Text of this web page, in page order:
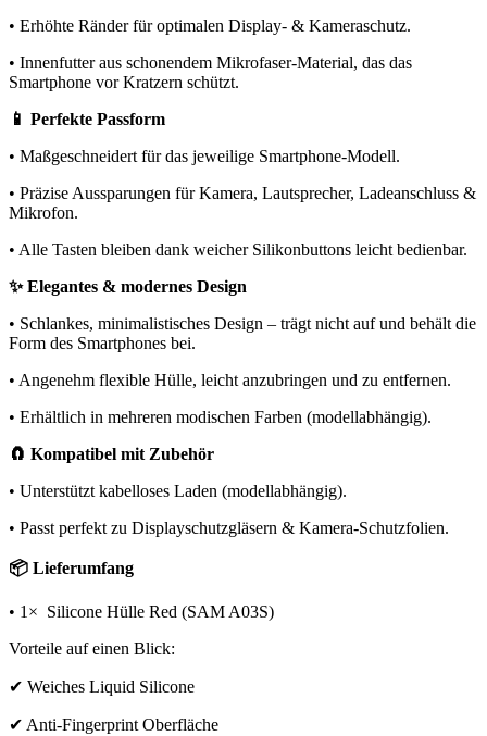
• Erhöhte Ränder für optimalen Display- & Kameraschutz.
• Innenfutter aus schonendem Mikrofaser-Material, das das
Smartphone vor Kratzern schützt.
📱 Perfekte Passform
• Maßgeschneidert für das jeweilige Smartphone-Modell.
• Präzise Aussparungen für Kamera, Lautsprecher, Ladeanschluss &
Mikrofon.
• Alle Tasten bleiben dank weicher Silikonbuttons leicht bedienbar.
✨ Elegantes & modernes Design
• Schlankes, minimalistisches Design – trägt nicht auf und behält die
Form des Smartphones bei.
• Angenehm flexible Hülle, leicht anzubringen und zu entfernen.
• Erhältlich in mehreren modischen Farben (modellabhängig).
🧲 Kompatibel mit Zubehör
• Unterstützt kabelloses Laden (modellabhängig).
• Passt perfekt zu Displayschutzgläsern & Kamera-Schutzfolien.
📦 Lieferumfang
• 1× Silicone Hülle Red (SAM A03S)
Vorteile auf einen Blick:
✔ Weiches Liquid Silicone
✔ Anti-Fingerprint Oberfläche